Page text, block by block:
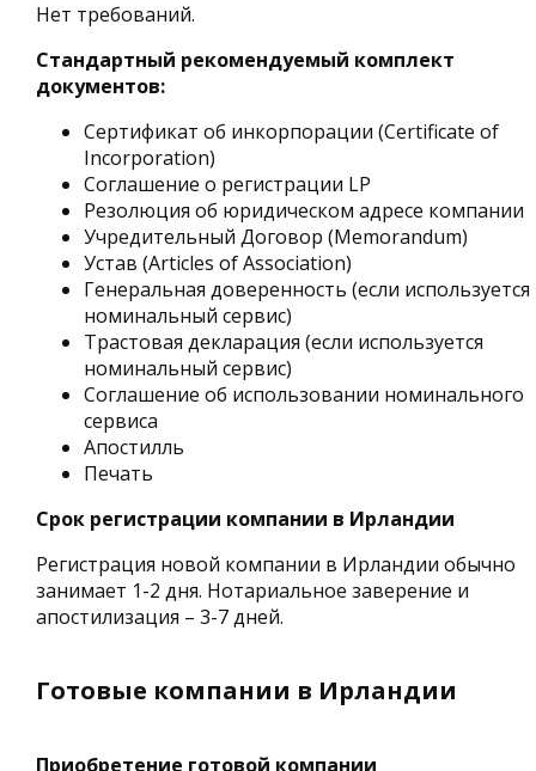
Нет требований.
Стандартный рекомендуемый комплект
документов:
Сертификат об инкорпорации (Certificate of
Incorporation)
Соглашение о регистрации LP
Резолюция об юридическом адресе компании
Учредительный Договор (Memorandum)
Устав (Articles of Association)
Генеральная доверенность (если используется
номинальный сервис)
Трастовая декларация (если используется
номинальный сервис)
Соглашение об использовании номинального
сервиса
Апостилль
Печать
Срок регистрации компании в Ирландии
Регистрация новой компании в Ирландии обычно
занимает 1-2 дня. Нотариальное заверение и
апостилизация – 3-7 дней.
Готовые компании в Ирландии
Приобретение готовой компании